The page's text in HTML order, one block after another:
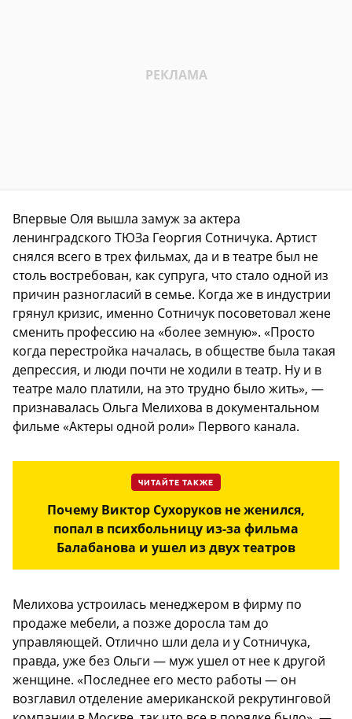
Впервые Оля вышла замуж за актера
ленинградского ТЮЗа Георгия Сотничука. Артист
снялся всего в трех фильмах, да и в театре был не
столь востребован, как супруга, что стало одной из
причин разногласий в семье. Когда же в индустрии
грянул кризис, именно Сотничук посоветовал жене
сменить профессию на «более земную». «Просто
когда перестройка началась, в обществе была такая
депрессия, и люди почти не ходили в театр. Ну и в
театре мало платили, на это трудно было жить», —
признавалась Ольга Мелихова в документальном
фильме «Актеры одной роли» Первого канала.
ЧИТАЙТЕ ТАКЖЕ
Почему Виктор Сухоруков не женился,
попал в психбольницу из-за фильма
Балабанова и ушел из двух театров
Мелихова устроилась менеджером в фирму по
продаже мебели, а позже доросла там до
управляющей. Отлично шли дела и у Сотничука,
правда, уже без Ольги — муж ушел от нее к другой
женщине. «Последнее его место работы — он
возглавил отделение американской рекрутинговой